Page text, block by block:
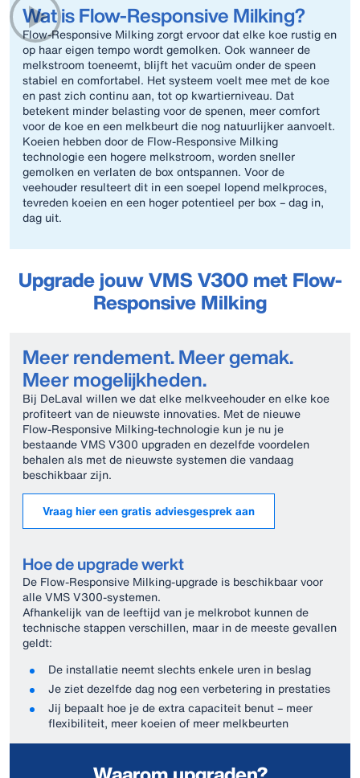
Wat is Flow-Responsive Milking?
Flow‑Responsive Milking zorgt ervoor dat elke koe rustig en
op haar eigen tempo wordt gemolken. Ook wanneer de
melkstroom toeneemt, blijft het vacuüm onder de speen
stabiel en comfortabel. Het systeem voelt mee met de koe
en past zich continu aan, tot op kwartierniveau. Dat
betekent minder belasting voor de spenen, meer comfort
voor de koe en een melkbeurt die nog natuurlijker aanvoelt.
Koeien hebben door de Flow-Responsive Milking
technologie een hogere melkstroom, worden sneller
gemolken en verlaten de box ontspannen. Voor de
veehouder resulteert dit in een soepel lopend melkproces,
tevreden koeien en een hoger potentieel per box – dag in,
dag uit.
Upgrade jouw VMS V300 met Flow-
Responsive Milking
Meer rendement. Meer gemak.
Meer mogelijkheden.
Bij DeLaval willen we dat elke melkveehouder en elke koe
profiteert van de nieuwste innovaties. Met de nieuwe
Flow‑Responsive Milking‑technologie kun je nu je
bestaande VMS V300 upgraden en dezelfde voordelen
behalen als met de nieuwste systemen die vandaag
beschikbaar zijn.
Vraag hier een gratis adviesgesprek aan
Hoe de upgrade werkt
De Flow‑Responsive Milking‑upgrade is beschikbaar voor
alle VMS V300‑systemen.
Afhankelijk van de leeftijd van je melkrobot kunnen de
technische stappen verschillen, maar in de meeste gevallen
geldt:
De installatie neemt slechts enkele uren in beslag
Je ziet dezelfde dag nog een verbetering in prestaties
Jij bepaalt hoe je de extra capaciteit benut – meer
flexibiliteit, meer koeien of meer melkbeurten